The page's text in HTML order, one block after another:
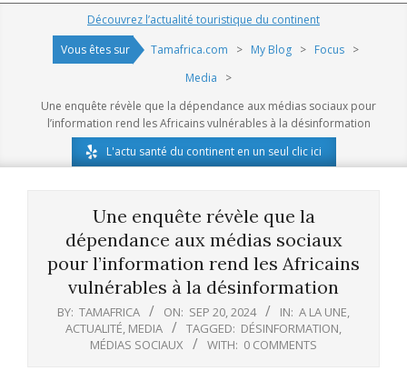
Navigation
Découvrez l’actualité touristique du continent
Vous êtes sur
Tamafrica.com > My Blog > Focus >
Media
>
Une enquête révèle que la dépendance aux médias sociaux pour
l’information rend les Africains vulnérables à la désinformation
L'actu santé du continent en un seul clic ici
Une enquête révèle que la
dépendance aux médias sociaux
pour l’information rend les Africains
vulnérables à la désinformation
BY: TAMAFRICA ON: SEP 20, 2024 IN: A LA UNE,
ACTUALITÉ, MEDIA TAGGED: DÉSINFORMATION,
MÉDIAS SOCIAUX
WITH: 0 COMMENTS